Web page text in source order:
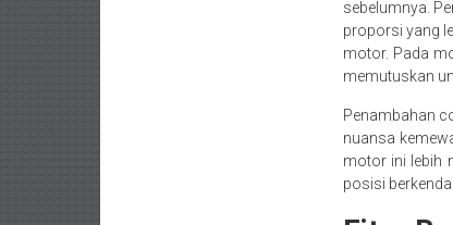
sebelumnya.
proporsi yang
motor. Pada
memutuskan
Penambahan
nuansa
motor ini lebih
posisi